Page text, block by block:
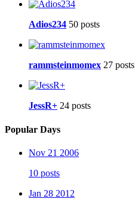
Adios234 50 posts
rammsteinmomex 27 posts
JessR+ 24 posts
Popular Days
Nov 21 2006
10 posts
Jan 28 2012